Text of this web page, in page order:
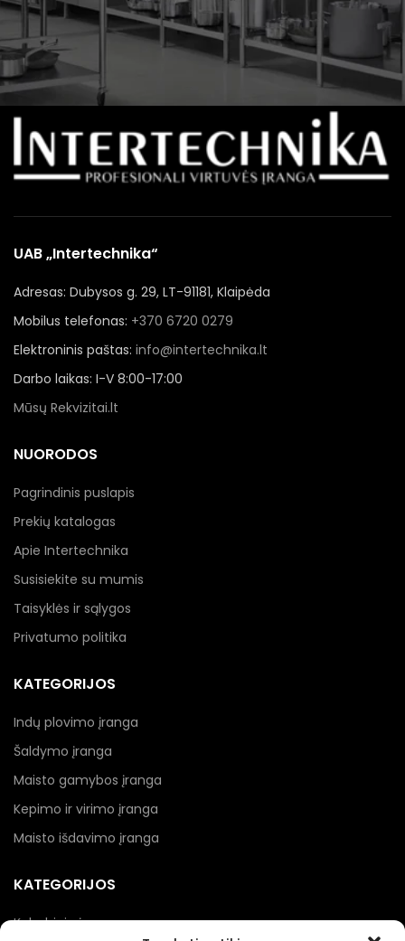
UAB „Intertechnika“
Adresas: Dubysos g. 29, LT-91181, Klaipėda
Mobilus telefonas: +370 6720 0279
Elektroninis paštas: info@intertechnika.lt
Darbo laikas: I-V 8:00-17:00
Mūsų Rekvizitai.lt
NUORODOS
Pagrindinis puslapis
Prekių katalogas
Apie Intertechnika
Susisiekite su mumis
Taisyklės ir sąlygos
Privatumo politika
KATEGORIJOS
Indų plovimo įranga
Šaldymo įranga
Maisto gamybos įranga
Kepimo ir virimo įranga
Maisto išdavimo įranga
KATEGORIJOS
Kebabinių įranga